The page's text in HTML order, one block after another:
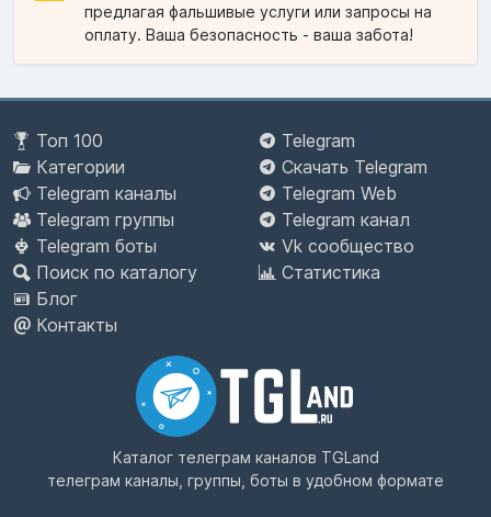
предлагая фальшивые услуги или запросы на
оплату. Ваша безопасность - ваша забота!
Топ 100
Категории
Telegram каналы
Telegram группы
Telegram боты
Поиск по каталогу
Блог
Контакты
Telegram
Скачать Telegram
Telegram Web
Telegram канал
Vk сообщество
Статистика
Каталог телеграм каналов TGLand
телеграм каналы, группы, боты в удобном формате